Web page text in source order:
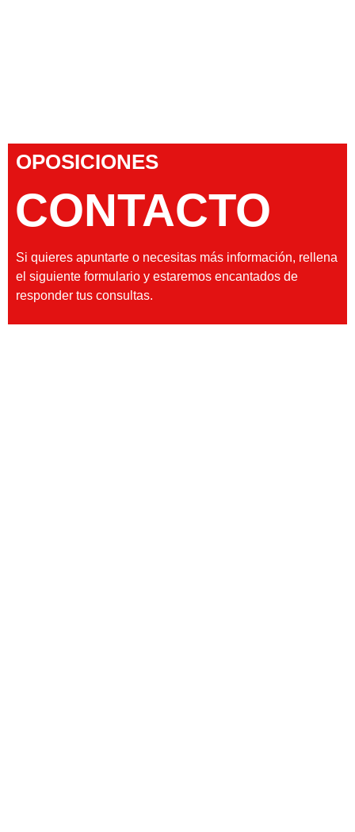
OPOSICIONES
CONTACTO
Si quieres apuntarte o necesitas más información, rellena
el siguiente formulario y estaremos encantados de
responder tus consultas.